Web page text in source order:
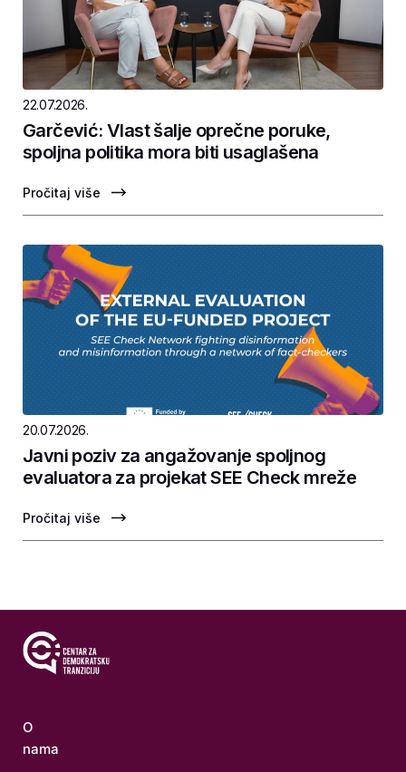
22.07.2026.
Garčević: Vlast šalje oprečne poruke,
spoljna politika mora biti usaglašena
Pročitaj više
20.07.2026.
Javni poziv za angažovanje spoljnog
evaluatora za projekat SEE Check mreže
Pročitaj više
O
nama